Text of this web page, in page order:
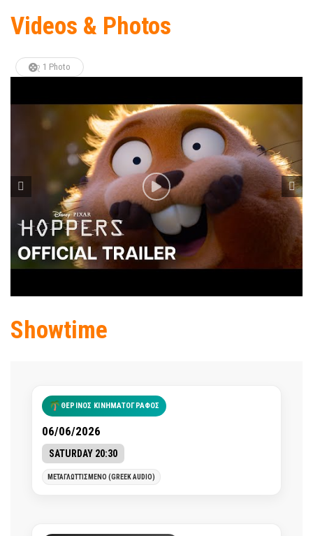
Videos & Photos
1 Photo
Showtime
ΘΕΡΙΝΟΣ ΚΙΝΗΜΑΤΟΓΡΑΦΟΣ
06/06/2026
SATURDAY 20:30
ΜΕΤΑΓΛΩΤΤΙΣΜΕΝΟ (GREEK AUDIO)